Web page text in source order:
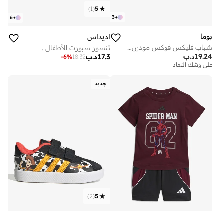
+
3
بوما
شباب فليكس فوكس مودرن + إنف
د.ب19.24
على وشك النفاد
+
6
5
(
1
)
اديداس
تنسور سبورت للأطفال .
د.ب17.3
18.32
-6%
جديد
5
(
2
)